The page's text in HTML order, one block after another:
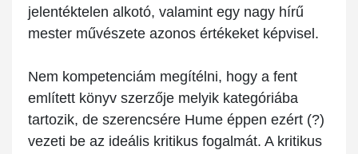
jelentéktelen alkotó, valamint egy nagy hírű
mester művészete azonos értékeket képvisel.
Nem kompetenciám megítélni, hogy a fent
említett könyv szerzője melyik kategóriába
tartozik, de szerencsére Hume éppen ezért (?)
vezeti be az ideális kritikus fogalmát. A kritikus